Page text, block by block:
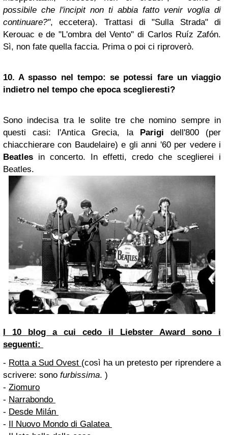
possibile che l'incipit non ti abbia fatto venir voglia di
continuare?", eccetera). Trattasi di "Sulla Strada" di
Kerouac e de "L'ombra del Vento" di Carlos Ruíz Zafón.
Sì, non fate quella faccia. Prima o poi ci riproverò.
10. A spasso nel tempo: se potessi fare un viaggio
indietro nel tempo che epoca sceglieresti?
Sono indecisa tra le solite tre che nomino sempre in
questi casi: l'Antica Grecia, la Parigi dell'800 (per
chiacchierare con Baudelaire) e gli anni '60 per vedere i
Beatles in concerto. In effetti, credo che sceglierei i
Beatles.
I 10 blog a cui cedo il Liebster Award sono i
seguenti:
- Rotta a Sud Ovest (così ha un pretesto per riprendere a
scrivere: sono furbissima. )
- Ziomuro
- Narrabondo
- Desde Milán
- Il Nuovo Mondo di Galatea